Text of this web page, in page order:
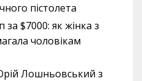
пістолета
$7000: як жінка з
чоловікам
Лошньовський з